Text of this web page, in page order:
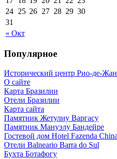
« Окт
24 25 26 27 28 29 30
31
Популярное
Исторический центр Рио-де-
О сайте
Карта Бразилии
Отели Бразилии
Карта сайта
Памятник Жетулиу Варгасу
Памятник Мануэлу Бандейре
Гостевой дом Hotel Fazenda
Отели Balneario Barra do Sul
Бухта Ботафогу